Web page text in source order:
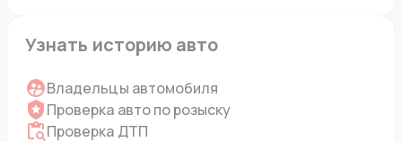
Узнать историю авто
Владельцы автомобиля
Проверка авто по розыску
Проверка ДТП